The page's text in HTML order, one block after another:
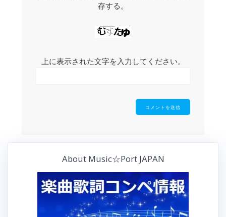
存する。
上に表示された文字を入力してください。
About Music☆Port JAPAN